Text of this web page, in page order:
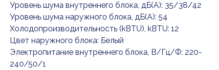
Уровень шума внутреннего блока, дБ(А): 35/38/42
Уровень шума наружного блока, дБ(А): 54
Холодопроизводительность (kBTU), kBTU: 12
Цвет наружного блока: Белый
Электропитание внутреннего блока, В/Гц/Ф: 220-
240/50/1